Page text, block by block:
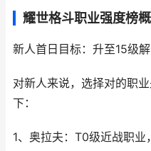
耀世格斗职业强度榜
新人首日目标：升至15级
对新人来说，选择对的职
下：
1、奥拉夫：T0级近战职业